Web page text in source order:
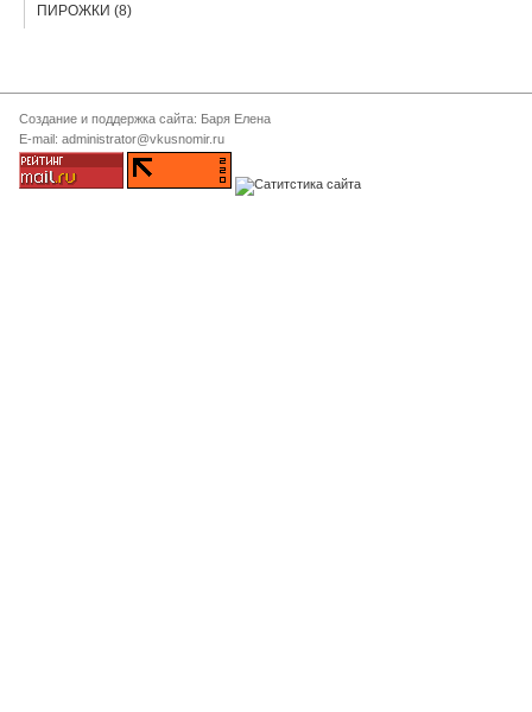
ПИРОЖКИ (8)
Создание и поддержка сайта: Баря Елена
E-mail: administrator@vkusnomir.ru